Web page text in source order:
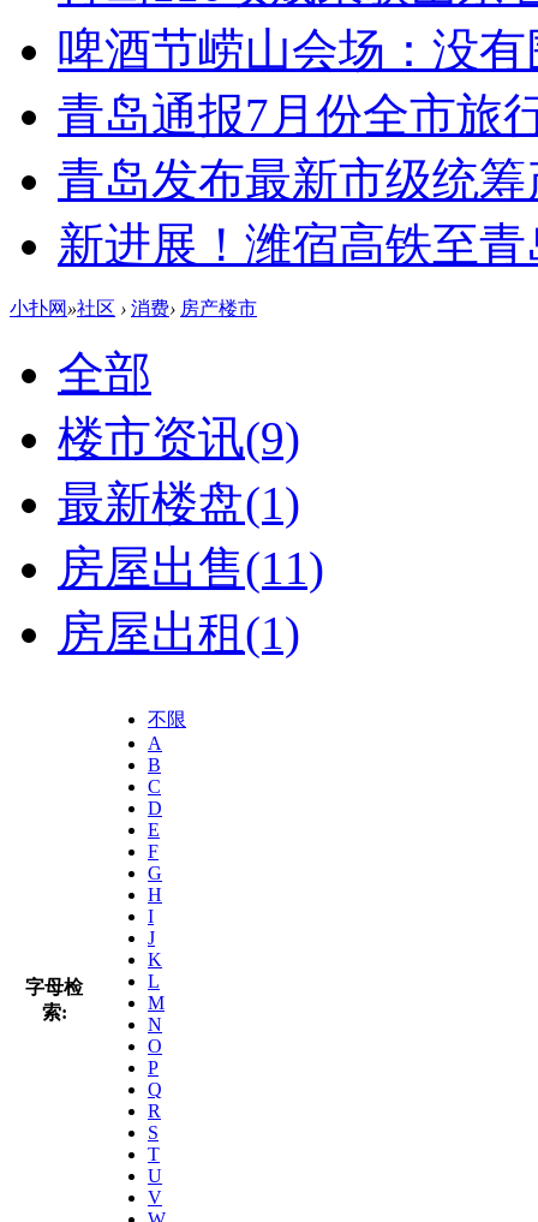
啤酒节崂山会场：没有
青岛通报7月份全市旅
青岛发布最新市级统
新进展！潍宿高铁至
小扑网 »社区 › 消费› 房产楼市
全部
楼市资讯(9)
最新楼盘(1)
房屋出售(11)
房屋出租(1)
字母检
索:
不限
A
B
C
D
E
F
G
H
I
J
K
L
M
N
O
P
Q
R
S
T
U
V